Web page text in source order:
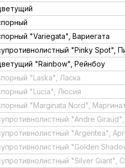
"Variegata", Вариегата
"Pinky Spot",
"Rainbow", Рейнбоу
"Laska", Ласка
"Lucia", Люсия
"Marginata Nord",
"Andre
"Argentea",
"Golden
"Silver Giant",